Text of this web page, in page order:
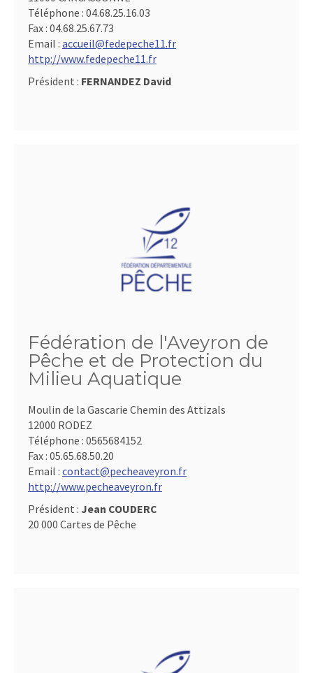
Téléphone : 04.68.25.16.03
Fax : 04.68.25.67.73
Email : accueil@fedepeche11.fr
http://www.fedepeche11.fr
Président : FERNANDEZ David
Fédération de l'Aveyron de
Pêche et de Protection du
Milieu Aquatique
Moulin de la Gascarie Chemin des Attizals
12000 RODEZ
Téléphone : 0565684152
Fax : 05.65.68.50.20
Email : contact@pecheaveyron.fr
http://www.pecheaveyron.fr
Président : Jean COUDERC
20 000 Cartes de Pêche